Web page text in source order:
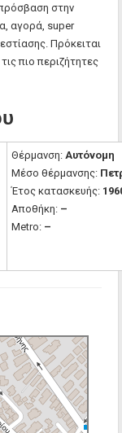
στην
αγορά, super
Πρόκειται
πιο περιζήτητες
Θέρμανση: Αυτόνομη
Μέσο θέρμανσης:
Έτος κατασκευής:
Αποθήκη: –
Metro: –